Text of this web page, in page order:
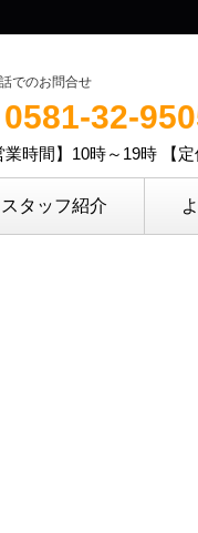
でのお問合せ
0581-32-
業時間】10時～19時 【
スタッフ紹介